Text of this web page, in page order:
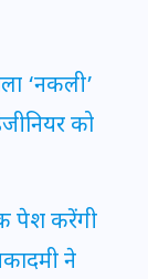
‘नकली’
को
पेश करेंगी
ने